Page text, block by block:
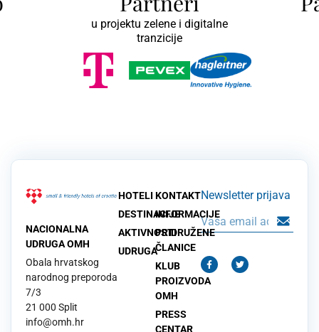
u projektu zelene i digitalne
tranzicije
NACIONALNA
UDRUGA OMH
Obala hrvatskog
narodnog preporoda
7/3
21 000 Split
info@omh.hr
HOTELI
DESTINACIJE
AKTIVNOSTI
UDRUGA
KONTAKT
INFORMACIJE
PRIDRUŽENE
ČLANICE
KLUB
PROIZVODA
OMH
PRESS
CENTAR
Newsletter prijava